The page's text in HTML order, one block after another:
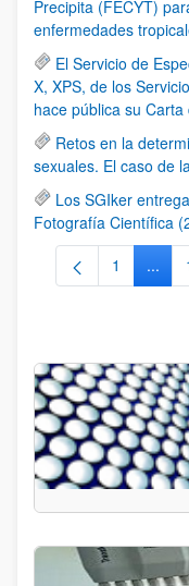
Precipita (FECYT)
enfermedades
El Servicio de
X, XPS, de los
hace pública su
Retos en la
sexuales. El caso de
Los SGIker
Fotografía Científica
Página
1 ...